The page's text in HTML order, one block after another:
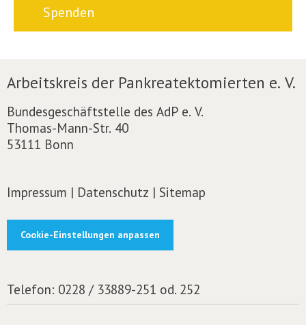
Spenden
Arbeitskreis der Pankreatektomierten e. V.
Bundesgeschäftstelle des AdP e. V.
Thomas-Mann-Str. 40
53111 Bonn
Impressum | Datenschutz | Sitemap
Cookie-Einstellungen anpassen
Telefon: 0228 / 33889-251 od. 252